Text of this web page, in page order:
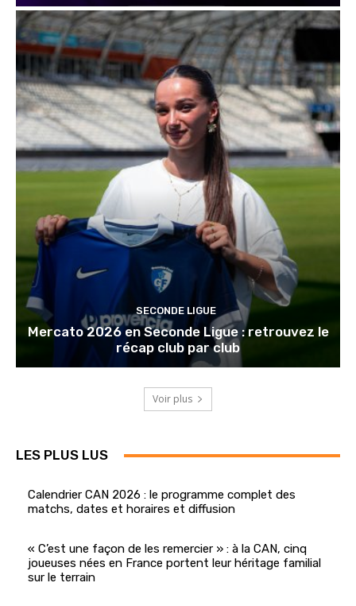
SECONDE LIGUE
Mercato 2026 en Seconde Ligue : retrouvez le
récap club par club
Voir plus
LES PLUS LUS
Calendrier CAN 2026 : le programme complet des
matchs, dates et horaires et diffusion
« C’est une façon de les remercier » : à la CAN, cinq
joueuses nées en France portent leur héritage familial
sur le terrain